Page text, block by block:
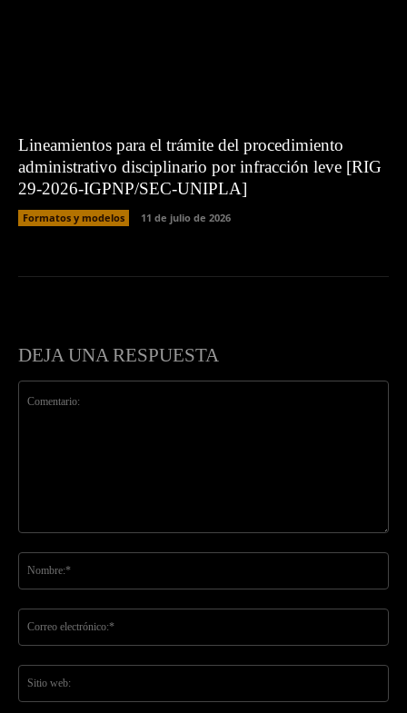
Lineamientos para el trámite del procedimiento
administrativo disciplinario por infracción leve [RIG
29-2026-IGPNP/SEC-UNIPLA]
Formatos y modelos 11 de julio de 2026
DEJA UNA RESPUESTA